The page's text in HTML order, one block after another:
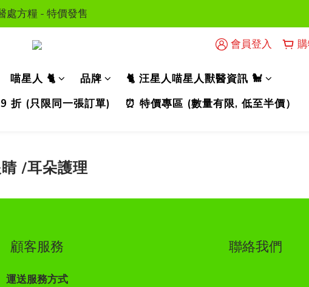
張訂單可享用, 不可與其他優惠同時使用）
處方糧 - 特價發售
以上可享香港免運費
會員登入
喵星人 🐈 品牌
🐈 汪星人喵星人獸醫資訊 🐩
折 (只限同一張訂單)
⏰ 特價專區 (數量有限, 低至半價）
/耳朵護理
顧客服務
運送服務方式
聯絡我們